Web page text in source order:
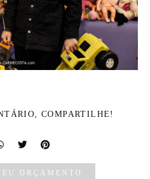
COMPARTILHE!
ORÇAMENTO